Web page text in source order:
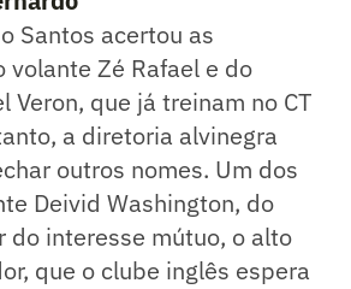
Santos acertou as
volante Zé Rafael e do
Veron, que já treinam no CT
a diretoria alvinegra
outros nomes. Um dos
Deivid Washington, do
do interesse mútuo, o alto
que o clube inglês espera